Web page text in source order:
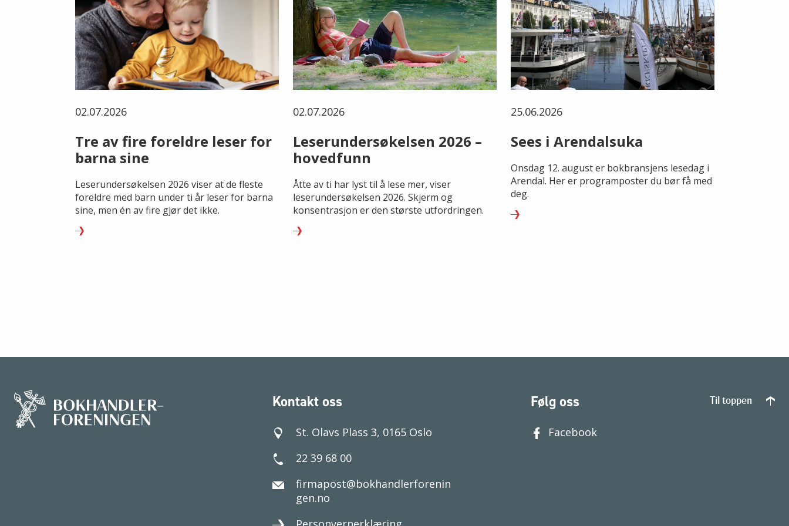
02.07.2026
Tre av fire foreldre leser for
barna sine
Leserundersøkelsen 2026 viser at de fleste
foreldre med barn under ti år leser for barna
sine, men én av fire gjør det ikke.
02.07.2026
Leserundersøkelsen 2026 –
hovedfunn
Åtte av ti har lyst til å lese mer, viser
leserundersøkelsen 2026. Skjerm og
konsentrasjon er den største utfordringen.
25.06.2026
Sees i Arendalsuka
Onsdag 12. august er bokbransjens lesedag i
Arendal. Her er programposter du bør få med
deg.
Kontakt oss
St. Olavs Plass 3, 0165 Oslo
22 39 68 00
firmapost@bokhandlerforenin
gen.no
Følg oss
Facebook
Til toppen